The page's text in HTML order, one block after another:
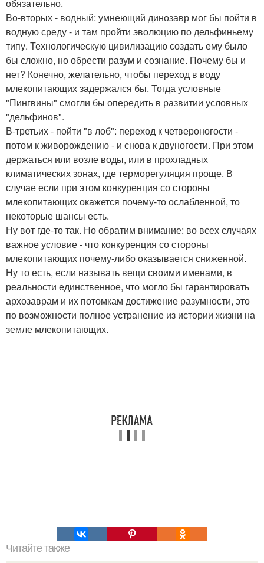
обязательно.
Во-вторых - водный: умнеющий динозавр мог бы пойти в
водную среду - и там пройти эволюцию по дельфиньему
типу. Технологическую цивилизацию создать ему было
бы сложно, но обрести разум и сознание. Почему бы и
нет? Конечно, желательно, чтобы переход в воду
млекопитающих задержался бы. Тогда условные
"Пингвины" смогли бы опередить в развитии условных
"дельфинов".
В-третьих - пойти "в лоб": переход к четвероногости -
потом к живорождению - и снова к двуногости. При этом
держаться или возле воды, или в прохладных
климатических зонах, где терморегуляция проще. В
случае если при этом конкуренция со стороны
млекопитающих окажется почему-то ослабленной, то
некоторые шансы есть.
Ну вот где-то так. Но обратим внимание: во всех случаях
важное условие - что конкуренция со стороны
млекопитающих почему-либо оказывается сниженной.
Ну то есть, если называть вещи своими именами, в
реальности единственное, что могло бы гарантировать
архозаврам и их потомкам достижение разумности, это
по возможности полное устранение из истории жизни на
земле млекопитающих.
Читайте также